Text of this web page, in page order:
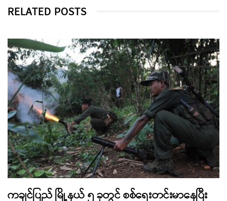
RELATED POSTS
ကချင်ပြည် မြို့နယ် ၅ ခုတွင် စစ်ရေးတင်းမာနေပြီး